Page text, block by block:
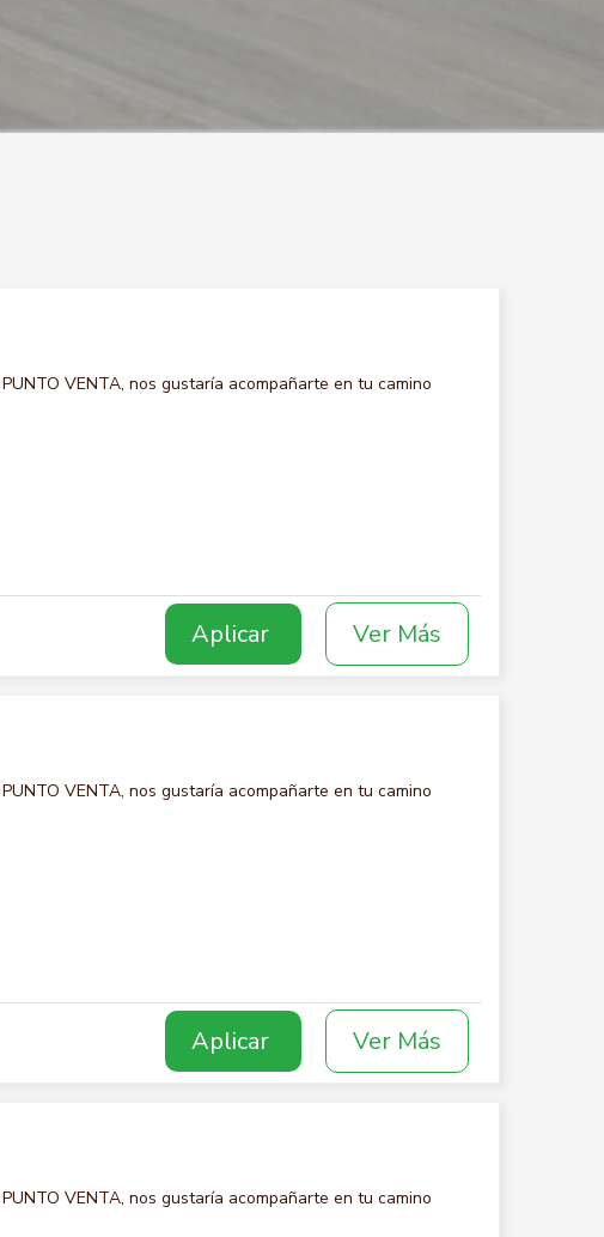
VENTA, nos gustaría acompañarte en tu camino
Aplicar Ver Más
VENTA, nos gustaría acompañarte en tu camino
Aplicar Ver Más
VENTA, nos gustaría acompañarte en tu camino